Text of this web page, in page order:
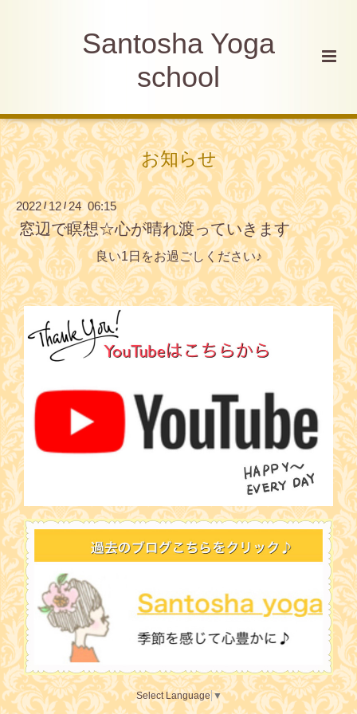
Santosha Yoga
school
お知らせ
2022/12/24 06:15
窓辺で瞑想☆心が晴れ渡っていきます
良い1日をお過ごしください♪
Select Language ▼